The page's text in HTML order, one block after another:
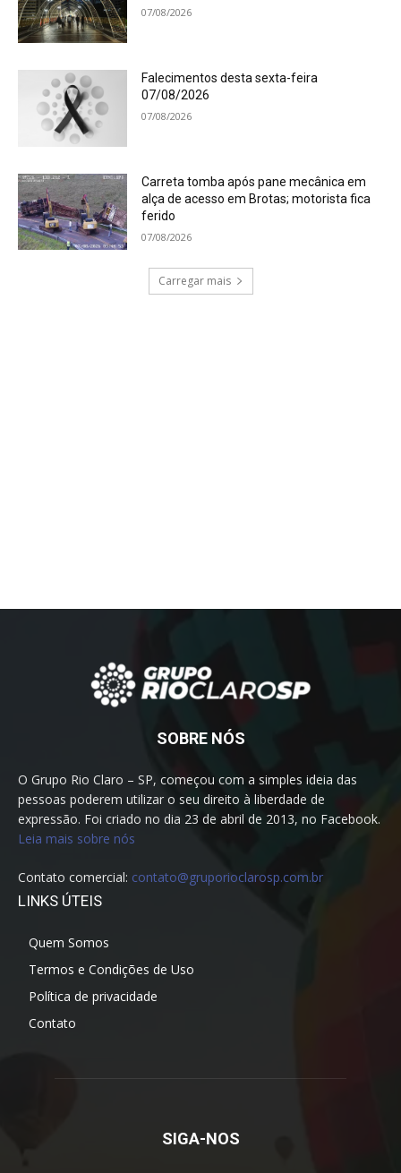
07/08/2026
Falecimentos desta sexta-feira
07/08/2026
07/08/2026
Carreta tomba após pane mecânica em
alça de acesso em Brotas; motorista fica
ferido
07/08/2026
Carregar mais
SOBRE NÓS
O Grupo Rio Claro – SP, começou com a simples ideia das
pessoas poderem utilizar o seu direito à liberdade de
expressão. Foi criado no dia 23 de abril de 2013, no Facebook.
Leia mais sobre nós
Contato comercial: contato@gruporioclarosp.com.br
LINKS ÚTEIS
Quem Somos
Termos e Condições de Uso
Política de privacidade
Contato
SIGA-NOS